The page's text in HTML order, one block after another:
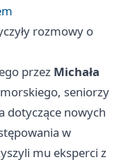
rozmowy o
przez Michała
seniorzy
dotyczące nowych
w
mu eksperci z